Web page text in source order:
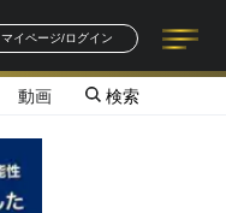
マイページ/ログイン
記事一覧
著者一覧
動画 検索